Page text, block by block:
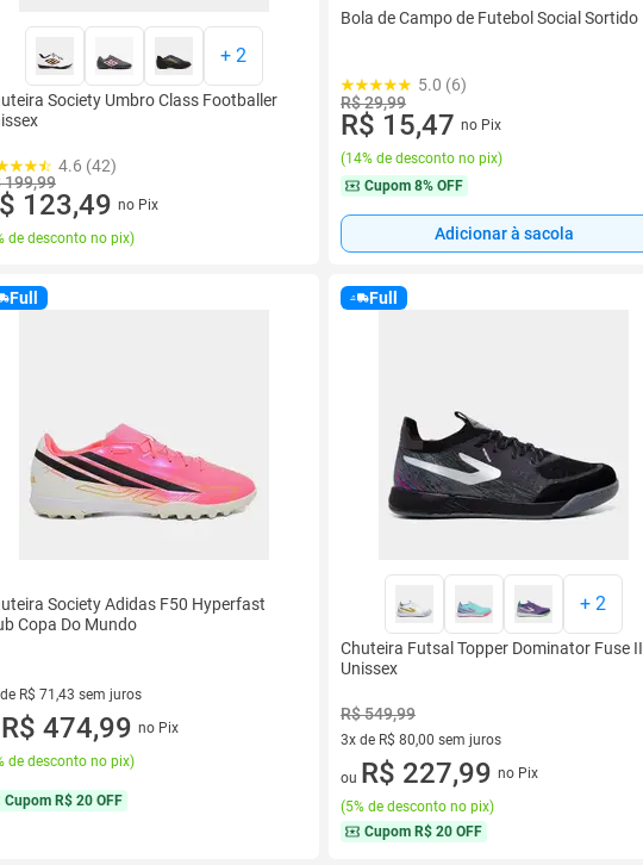
+ 2
Society Umbro Class Footballer
4.6 (42)
199,99
123,49 no Pix
de desconto no pix)
Bola de Campo de Futebol Social Sortido
5.0 (6)
R$ 29,99
R$ 15,47 no Pix
(14% de desconto no pix)
Cupom 8% OFF
Adicionar à sacola
Full
Society Adidas F50 Hyperfast
Copa Do Mundo
R$ 71,43 sem juros
de R$ 71,43 sem juros
R$ 474,99 no Pix
de desconto no pix)
Cupom R$ 20 OFF
Full
+ 2
Chuteira Futsal Topper Dominator Fuse II
Unissex
R$ 549,99
3x de R$ 80,00 sem juros
3 vez de R$ 80,00 sem juros
ou R$ 227,99 no Pix
(5% de desconto no pix)
Cupom R$ 20 OFF